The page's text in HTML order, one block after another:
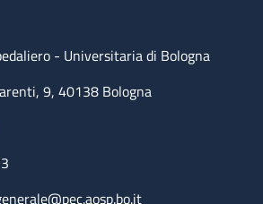
- Universitaria di Bologna
9, 40138 Bologna